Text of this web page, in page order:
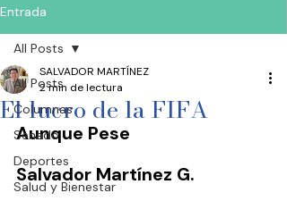
Entrada
All Posts
Columnas
Senado
Deportes
Salud y Bienestar
All Posts
El lucro de la FIFA
SALVADOR MARTÍNEZ
2 min de lectura
Aunque Pese
Salvador Martínez G.